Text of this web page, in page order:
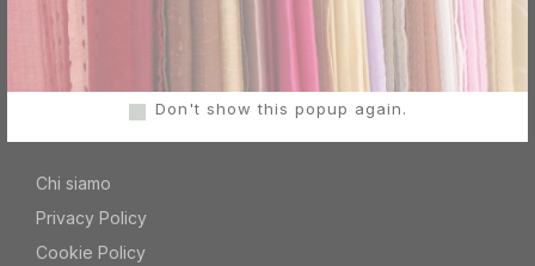
Don't show this popup again.
Via Caduti per la libertà, 27
28024 Gozzano (NO)
info@indialyhome.com
Chi siamo
Privacy Policy
Cookie Policy